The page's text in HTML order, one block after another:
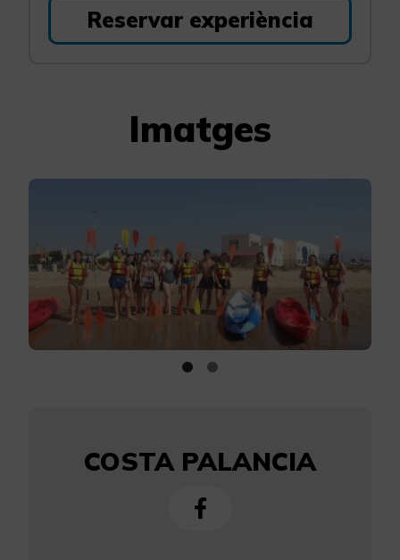
Reservar experiència
Imatges
COSTA PALANCIA